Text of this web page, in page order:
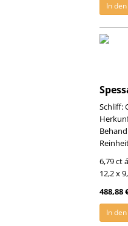
In
Schliff:
6,79 ct
12,2 x
488,88
In